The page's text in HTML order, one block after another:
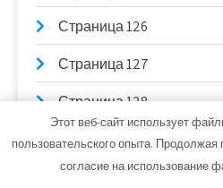
Страница 126
Страница 127
Страница 128
Страница 129
Этот веб-сайт использует
пользовательского опыта.
согласие на использование